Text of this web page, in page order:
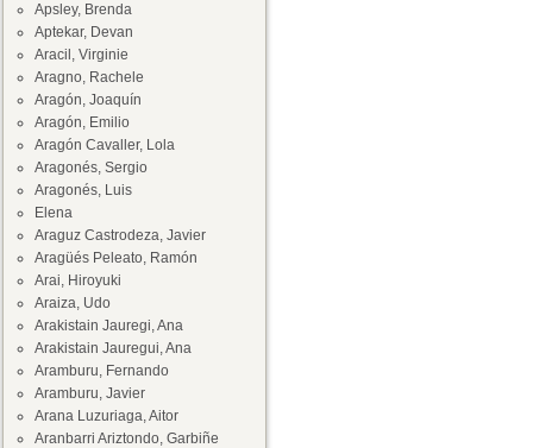
Apsley, Brenda
Aptekar, Devan
Aracil, Virginie
Aragno, Rachele
Aragón, Joaquín
Aragón, Emilio
Aragón Cavaller, Lola
Aragonés, Sergio
Aragonés, Luis
Elena
Araguz Castrodeza, Javier
Aragüés Peleato, Ramón
Arai, Hiroyuki
Araiza, Udo
Arakistain Jauregi, Ana
Arakistain Jauregui, Ana
Aramburu, Fernando
Aramburu, Javier
Arana Luzuriaga, Aitor
Aranbarri Ariztondo, Garbiñe